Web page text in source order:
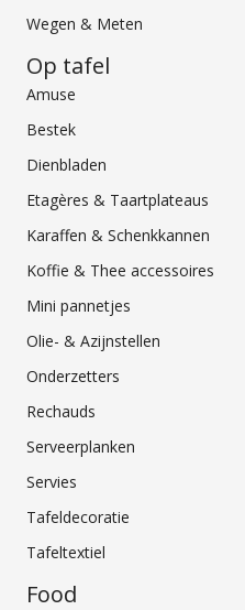
Wegen & Meten
Op tafel
Amuse
Bestek
Dienbladen
Etagères & Taartplateaus
Karaffen & Schenkkannen
Koffie & Thee accessoires
Mini pannetjes
Olie- & Azijnstellen
Onderzetters
Rechauds
Serveerplanken
Servies
Tafeldecoratie
Tafeltextiel
Food